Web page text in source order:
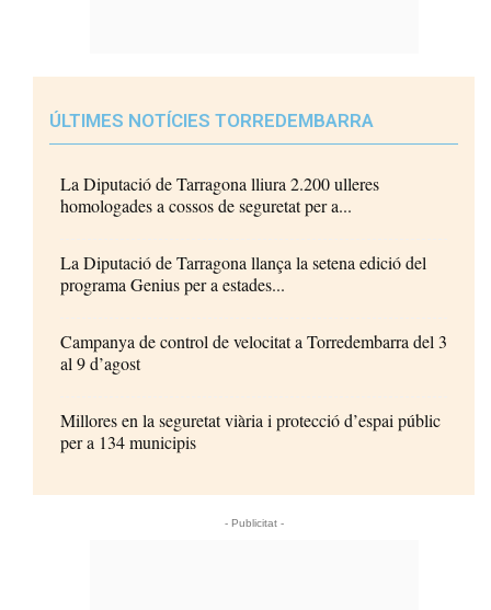
ÚLTIMES NOTÍCIES TORREDEMBARRA
La Diputació de Tarragona lliura 2.200 ulleres
homologades a cossos de seguretat per a...
La Diputació de Tarragona llança la setena edició del
programa Genius per a estades...
Campanya de control de velocitat a Torredembarra del 3
al 9 d’agost
Millores en la seguretat viària i protecció d’espai públic
per a 134 municipis
- Publicitat -